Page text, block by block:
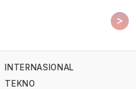
>
INTERNASIONAL
TEKNO